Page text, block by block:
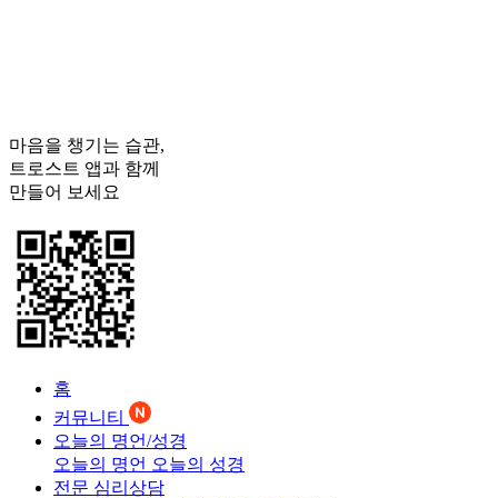
마음을 챙기는 습관,
트로스트 앱과 함께
만들어 보세요
홈
커뮤니티
오늘의 명언/성경
오늘의 명언 오늘의 성경
전문 심리상담